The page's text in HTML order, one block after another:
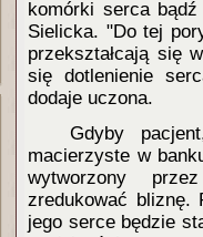
komórki serca
Sielicka. "Do tej
przekształcają się
się dotlenienie
dodaje uczona.
Gdyby
macierzyste w
wytworzony
zredukować bliznę.
jego serce będzie